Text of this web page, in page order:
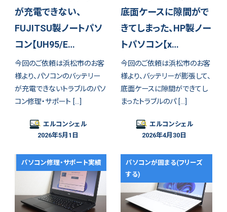
が充電できない、
FUJITSU製ノートパソ
コン【UH95/E…
今回のご依頼は浜松市のお客
様より、パソコンのバッテリー
が充電できないトラブルのパソ
コン修理・サポート […]
エルコンシェル
2026年5月1日
底面ケースに隙間がで
きてしまった、HP製ノー
トパソコン【x…
今回のご依頼は浜松市のお客
様より、バッテリーが膨張して、
底面ケースに隙間ができてし
まったトラブルのパ […]
エルコンシェル
2026年4月30日
パソコン修理・サポート実績
パソコンが固まる(フリーズ
する)